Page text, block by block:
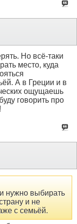
Но всё-таки
место, куда
А в Греции и в
ощущаешь
говорить про
нужно выбирать
и не
с семьёй.